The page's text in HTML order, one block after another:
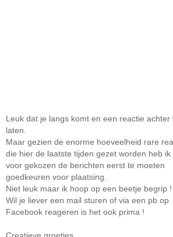
Leuk dat je langs komt en een reactie achter
laten.
Maar gezien de enorme hoeveelheid rare
die hier de laatste tijden gezet worden heb ik
voor gekozen de berichten eerst te moeten
goedkeuren voor plaatsing.
Niet leuk maar ik hoop op een beetje begrip !
Wil je liever een mail sturen of via een pb op
Facebook reageren is het ook prima !